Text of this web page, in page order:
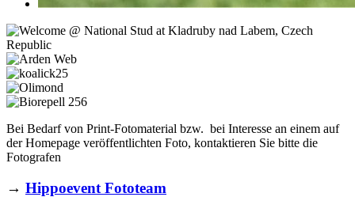
Bei Bedarf von Print-Fotomaterial bzw. bei Interesse an einem auf
der Homepage veröffentlichten Foto, kontaktieren Sie bitte die
Fotografen
→ Hippoevent Fototeam